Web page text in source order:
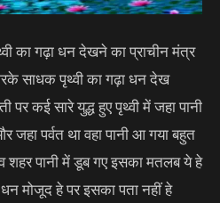
का गढ़ा धन देखने का प्राचीन मंत्र
साधक पृथ्वी का गढ़ा धन देख
पर कई सारे युद्ध हुए पृथ्वी में जहा पानी
जहा पर्वत था वहा पानी आ गया बहुत
शहर पानी में डूब गए इसका मतलब ये हे
मोजूद हे पर इसका पता नहीं हे